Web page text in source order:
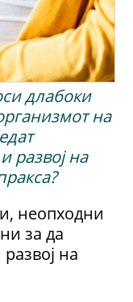
длабоки
на
развој на
неопходни
за да
на